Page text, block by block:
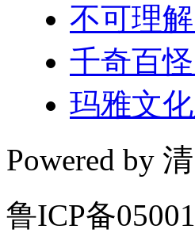
不可理
千奇百
玛雅文
Powered by
鲁ICP备